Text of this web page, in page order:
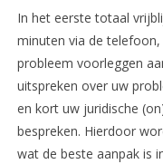
In het eerste totaal
minuten via de
probleem voorleggen
uitspreken over uw
en kort uw juridische
bespreken. Hierdoor
wat de beste aanpak is